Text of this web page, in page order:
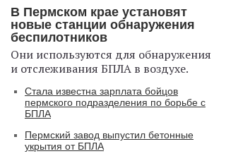
В Пермском крае установят
новые станции обнаружения
беспилотников
Они используются для обнаружения
и отслеживания БПЛА в воздухе.
Стала известна зарплата бойцов
пермского подразделения по борьбе с
БПЛА
Пермский завод выпустил бетонные
укрытия от БПЛА